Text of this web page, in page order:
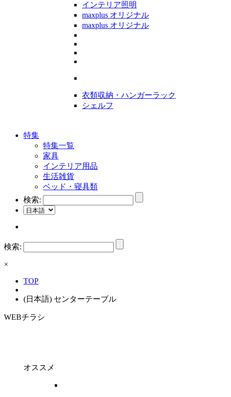
インテリア照明
maxplus オリジナル
maxplus オリジナル
衣類収納・ハンガーラック
シェルフ
特集
特集一覧
家具
インテリア用品
生活雑貨
ベッド・寝具類
検索:
検索:
×
TOP
(日本語) センターテーブル
WEBチラシ
オススメ